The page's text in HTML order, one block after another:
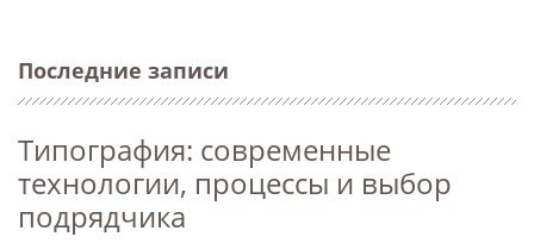
Последние записи
Типография: современные
технологии, процессы и выбор
подрядчика